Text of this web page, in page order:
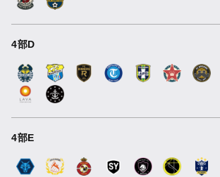
4部D
4部E